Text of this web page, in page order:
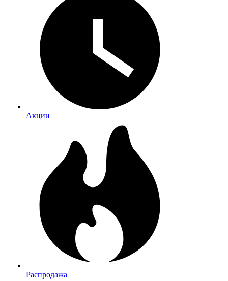
Акции
Распродажа